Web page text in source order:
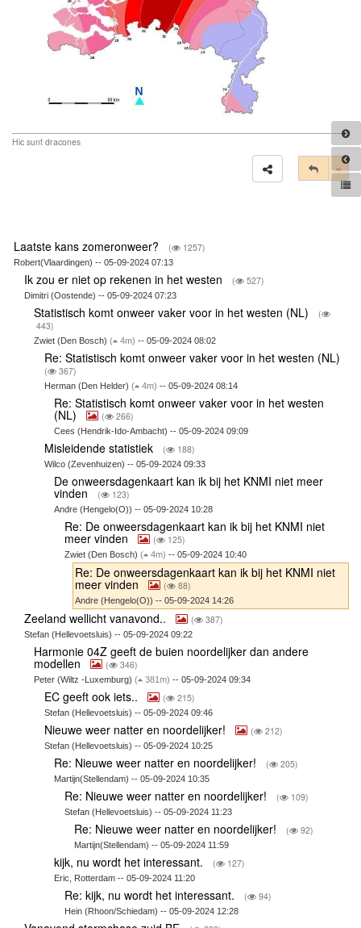
Hic sunt dracones
Laatste kans zomeronweer? ( 1257)
Robert(Vlaardingen) -- 05-09-2024 07:13
Ik zou er niet op rekenen in het westen ( 527)
Dimitri (Oostende) -- 05-09-2024 07:23
Statistisch komt onweer vaker voor in het westen (NL)
(
443)
Zwiet (Den Bosch)( 4m) -- 05-09-2024 08:02
Re: Statistisch komt onweer vaker voor in het westen (NL)
( 367)
Herman (Den Helder) ( 4m) -- 05-09-2024 08:14
Re: Statistisch komt onweer vaker voor in het westen
(NL) ( 266)
Cees (Hendrik-Ido-Ambacht) -- 05-09-2024 09:09
Misleidende statistiek ( 188)
Wilco (Zevenhuizen) -- 05-09-2024 09:33
De onweersdagenkaart kan ik bij het KNMI niet meer
vinden ( 123)
Andre (Hengelo(O)) -- 05-09-2024 10:28
Re: De onweersdagenkaart kan ik bij het KNMI niet
meer vinden ( 125)
Zwiet (Den Bosch) ( 4m) -- 05-09-2024 10:40
Re: De onweersdagenkaart kan ik bij het KNMI niet
meer vinden ( 88)
Andre (Hengelo(O)) -- 05-09-2024 14:26
Zeeland wellicht vanavond.. ( 387)
Stefan (Hellevoetsluis) -- 05-09-2024 09:22
Harmonie 04Z geeft de buien noordelijker dan andere
modellen ( 346)
Peter (Wiltz -Luxemburg)( 381m) -- 05-09-2024 09:34
EC geeft ook iets.. ( 215)
Stefan (Hellevoetsluis) -- 05-09-2024 09:46
Nieuwe weer natter en noordelijker! ( 212)
Stefan (Hellevoetsluis) -- 05-09-2024 10:25
Re: Nieuwe weer natter en noordelijker! ( 205)
Martijn(Stellendam) -- 05-09-2024 10:35
Re: Nieuwe weer natter en noordelijker! ( 109)
Stefan (Hellevoetsluis) -- 05-09-2024 11:23
Re: Nieuwe weer natter en noordelijker! ( 92)
Martijn(Stellendam) -- 05-09-2024 11:59
kijk, nu wordt het interessant. ( 127)
Eric, Rotterdam -- 05-09-2024 11:20
Re: kijk, nu wordt het interessant. ( 94)
Hein (Rhoon/Schiedam) -- 05-09-2024 12:28